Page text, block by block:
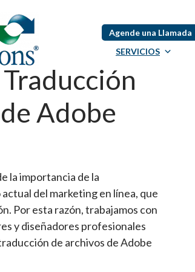
Agende una Llamada
SERVICIOS
Adobe
la importancia de la
del marketing en línea, que
Por esta razón, trabajamos con
y diseñadores profesionales
de archivos de Adobe